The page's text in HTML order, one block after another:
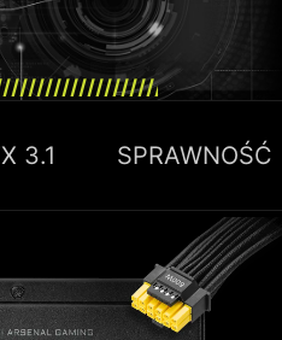
3.1 SPRAWNOŚĆ